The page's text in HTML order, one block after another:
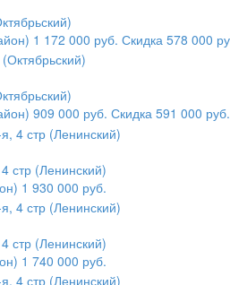
1 172 000 руб. Скидка 578 000
909 000 руб. Скидка 591 000 руб.
стр (Ленинский)
1 930 000 руб.
стр (Ленинский)
1 740 000 руб.